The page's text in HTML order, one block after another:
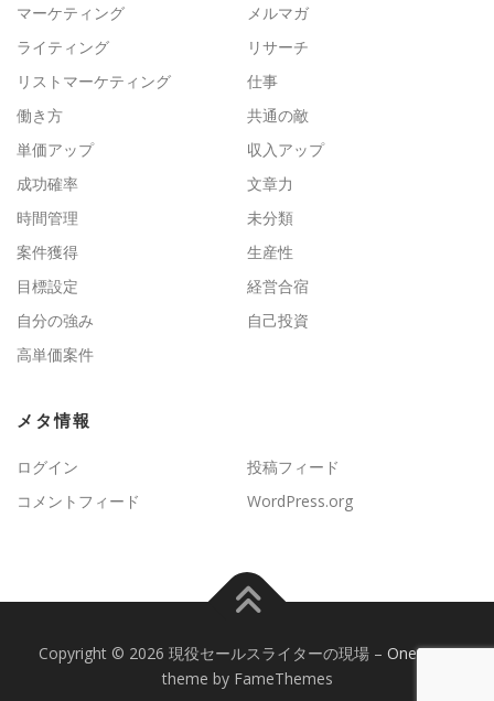
マーケティング
メルマガ
ライティング
リサーチ
リストマーケティング
仕事
働き方
共通の敵
単価アップ
収入アップ
成功確率
文章力
時間管理
未分類
案件獲得
生産性
目標設定
経営合宿
自分の強み
自己投資
高単価案件
メタ情報
ログイン
投稿フィード
コメントフィード
WordPress.org
Copyright © 2026 現役セールスライターの現場 – OnePress
theme by FameThemes